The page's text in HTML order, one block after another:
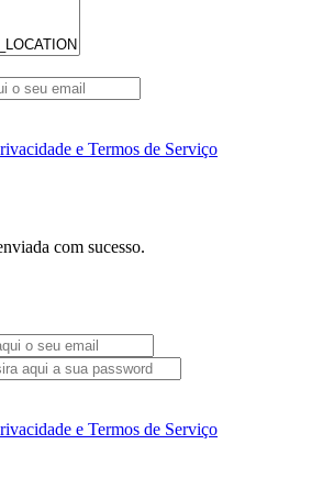
e Termos de Serviço
com sucesso.
e Termos de Serviço